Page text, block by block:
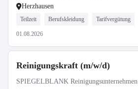
Herzhausen
Teilzeit Berufskleidung Tarifvergütung
01.08.2026
Reinigungskraft (m/w/d)
SPIEGELBLANK Reinigungsunternehmen